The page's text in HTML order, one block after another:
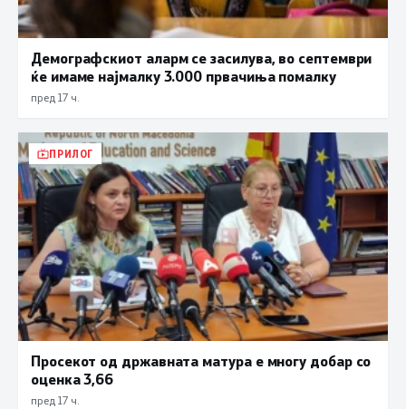
Демографскиот аларм се засилува, во септември
ќе имаме најмалку 3.000 првачиња помалку
пред 17 ч.
ПРИЛОГ
Просекот од државната матура е многу добар со
оценка 3,66
пред 17 ч.